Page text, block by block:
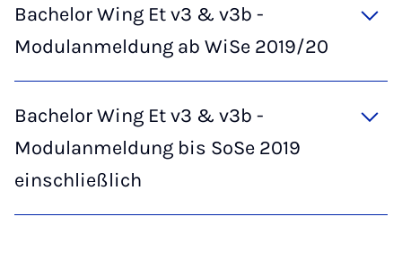
Bachelor Wing Et v3 & v3b -
Modulanmeldung ab WiSe 2019/20
Bachelor Wing Et v3 & v3b -
Modulanmeldung bis SoSe 2019
einschließlich